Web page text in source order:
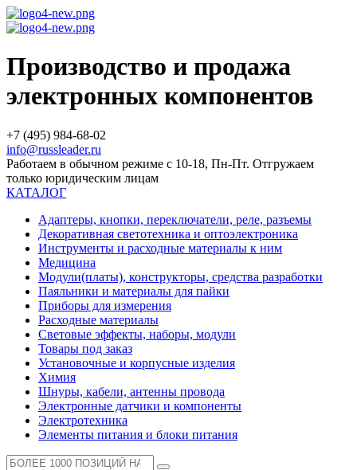
Производство и продажа
электронных компонентов
+7 (495) 984-68-02
info@russleader.ru
Работаем в обычном режиме с 10-18, Пн-Пт. Отгружаем
только юридическим лицам
КАТАЛОГ
Адаптеры, кнопки, переключатели, реле, разъемы
Декоративная светотехника и оптоэлектроника
Инструменты и расходные материалы к ним
Медицина
Модули(платы), конструкторы, средства разработки
Паяльники и материалы для пайки
Приборы для измерения
Расходные материалы
Световые эффекты, наборы, модули
Товары под заказ
Установочные и корпусные изделия
Химия
Шнуры, кабели, антенны провода
Электронные датчики и компоненты
Электротехника
Элементы питания и блоки питания